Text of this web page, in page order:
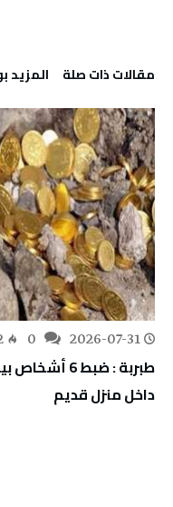
‫مقالات ذات صلة‬ ‫‫المزيد بواسطة‬
2026-07-31
طبربة : ضبط
داخل منزل قديم